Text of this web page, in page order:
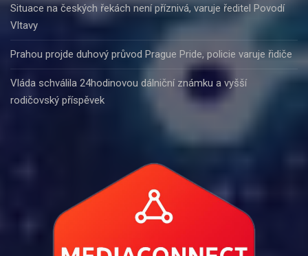
Situace na českých řekách není příznivá, varuje ředitel Povodí
Vltavy
Prahou projde duhový průvod Prague Pride, policie varuje řidiče
Vláda schválila 24hodinovou dálniční známku a vyšší
rodičovský příspěvek